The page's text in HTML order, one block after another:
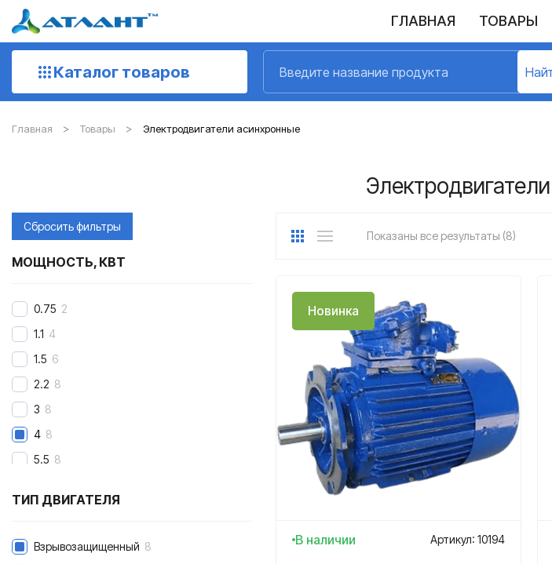
ГЛАВНАЯ ТОВАРЫ
Каталог товаров
Главная Товары Электродвигатели асинхронные
Показаны все результаты (8)
Новинка
В наличии Артикул: 10194
Сбросить фильтры
МОЩНОСТЬ, КВТ
0.75 2
1.1 4
1.5 6
2.2 8
3 8
4 8
5.5 8
8
ТИП ДВИГАТЕЛЯ
Взрывозащищенный 8